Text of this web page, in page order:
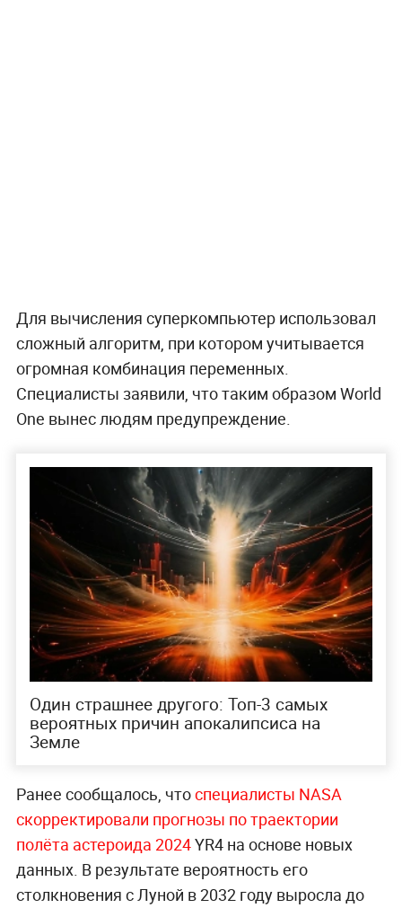
Для вычисления суперкомпьютер использовал
сложный алгоритм, при котором учитывается
огромная комбинация переменных.
Специалисты заявили, что таким образом World
One вынес людям предупреждение.
Один страшнее другого: Топ-3 самых
вероятных причин апокалипсиса на
Земле
Ранее сообщалось, чтоспециалисты NASA
скорректировали прогнозы по траектории
полёта астероида 2024YR4 на основе новых
данных. В результате вероятность его
столкновения с Луной в 2032 году выросла до